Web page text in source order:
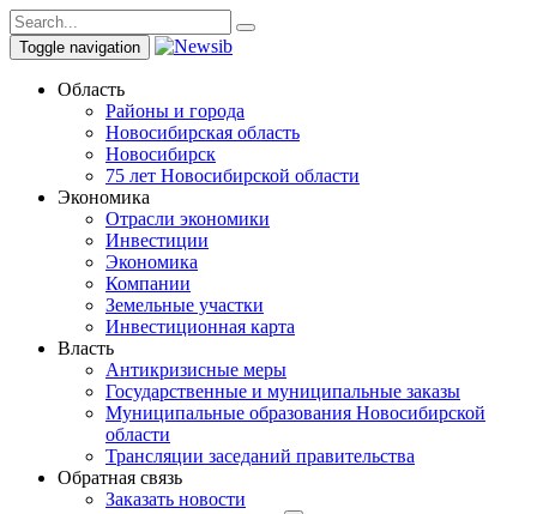
Toggle navigation
Область
Районы и города
Новосибирская область
Новосибирск
75 лет Новосибирской области
Экономика
Отрасли экономики
Инвестиции
Экономика
Компании
Земельные участки
Инвестиционная карта
Власть
Антикризисные меры
Государственные и муниципальные заказы
Муниципальные образования Новосибирской
области
Трансляции заседаний правительства
Обратная связь
Заказать новости